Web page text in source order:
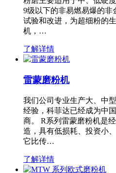
9级以下的非易燃易爆的非
试验和改进，为超细粉的
机，…
了解详情
雷蒙磨粉机
我们公司专业生产大、中
经验，科菲达已经成为中
商。 R系列雷蒙磨粉机是
造，具有低损耗、投资小
它比传…
了解详情